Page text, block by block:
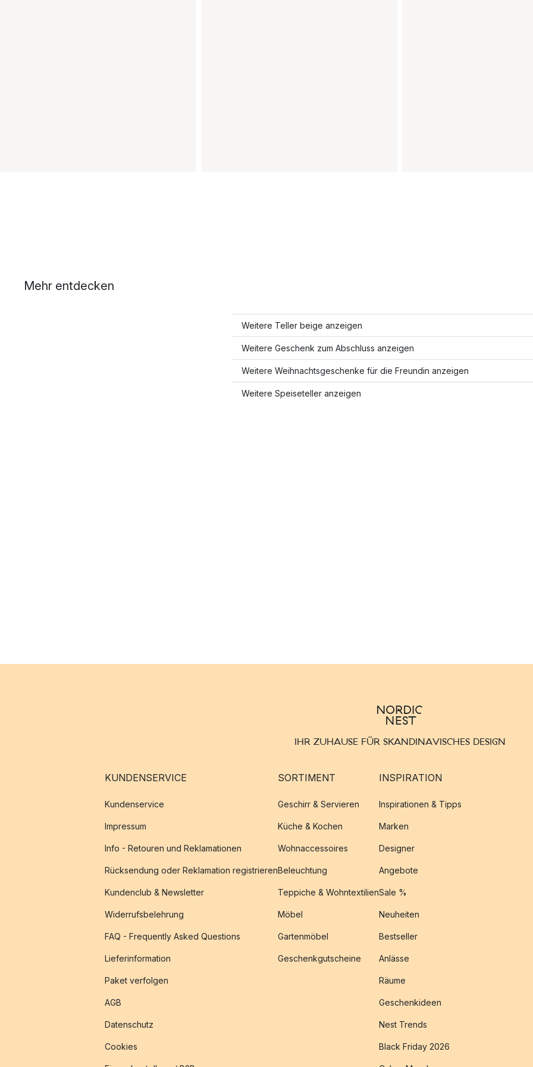
Mehr entdecken
Weitere Teller beige anzeigen
Weitere Geschenk zum Abschluss anzeigen
Weitere Weihnachtsgeschenke für die Freundin anzeigen
Weitere Speiseteller anzeigen
IHR ZUHAUSE FÜR SKANDINAVISCHES DESIGN
KUNDENSERVICE
Kundenservice
Impressum
Info - Retouren und Reklamationen
Rücksendung oder Reklamation registrieren
Kundenclub & Newsletter
Widerrufsbelehrung
FAQ - Frequently Asked Questions
Lieferinformation
Paket verfolgen
AGB
Datenschutz
Cookies
SORTIMENT
Geschirr & Servieren
Küche & Kochen
Wohnaccessoires
Beleuchtung
Teppiche & Wohntextilien
Möbel
Gartenmöbel
Geschenkgutscheine
INSPIRATION
Inspirationen & Tipps
Marken
Designer
Angebote
Sale %
Neuheiten
Bestseller
Anlässe
Räume
Geschenkideen
Nest Trends
Black Friday 2026